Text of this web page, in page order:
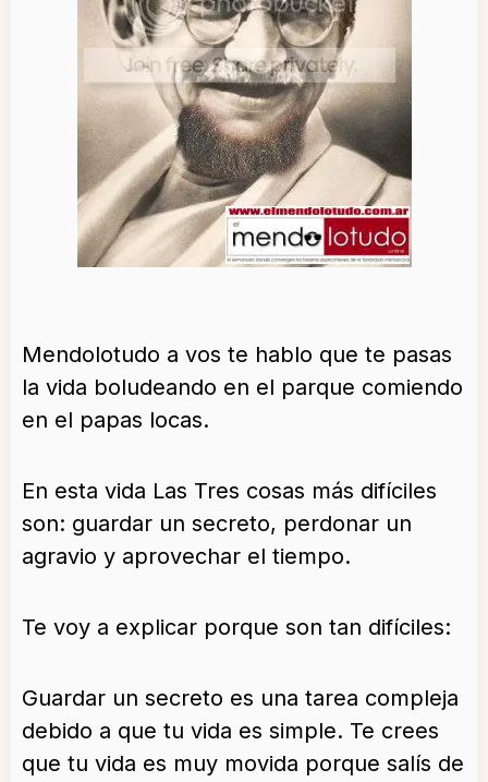
Mendolotudo a vos te hablo que te pasas
la vida boludeando en el parque comiendo
en el papas locas.
En esta vida Las Tres cosas más difíciles
son: guardar un secreto, perdonar un
agravio y aprovechar el tiempo.
Te voy a explicar porque son tan difíciles:
Guardar un secreto es una tarea compleja
debido a que tu vida es simple. Te crees
que tu vida es muy movida porque salís de